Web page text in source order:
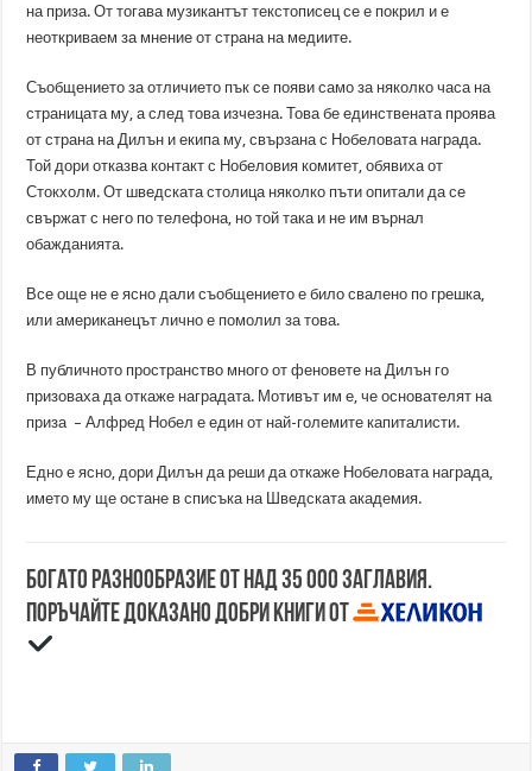
на приза. От тогава музикантът текстописец се е покрил и е
неоткриваем за мнение от страна на медиите.
Съобщението за отличието пък се появи само за няколко часа на
страницата му, а след това изчезна. Това бе единствената проява
от страна на Дилън и екипа му, свързана с Нобеловата награда.
Той дори отказва контакт с Нобеловия комитет, обявиха от
Стокхолм. От шведската столица няколко пъти опитали да се
свържат с него по телефона, но той така и не им върнал
обажданията.
Все още не е ясно дали съобщението е било свалено по грешка,
или американецът лично е помолил за това.
В публичното пространство много от феновете на Дилън го
призоваха да откаже наградата. Мотивът им е, че основателят на
приза – Алфред Нобел е един от най-големите капиталисти.
Едно е ясно, дори Дилън да реши да откаже Нобеловата награда,
името му ще остане в списъка на Шведската академия.
Богато разнообразие от над 35 000 заглавия.
Поръчайте доказано добри книги от